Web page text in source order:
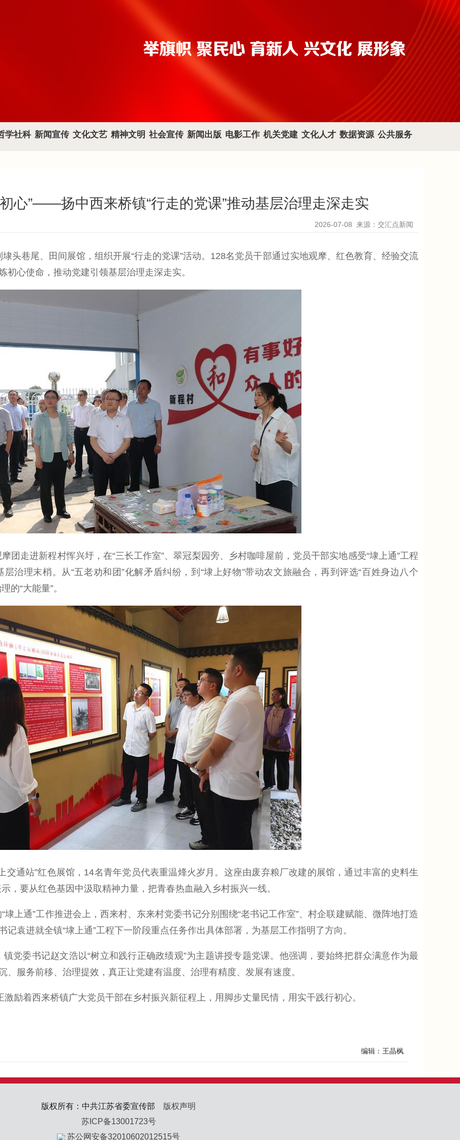
学社科 新闻宣传 文化文艺 精神文明 社会宣传 新闻出版 电影工作 机关党建 文化人才 数据资源 公共服务
初心”——扬中西来桥镇“行走的党课”推动基层治理走深走实
2026-07-08 来源：交汇点新闻
巷尾、田间展馆，组织开展“行走的党课”活动。128名党员干部通过实地观摩、红色教育、经验交流
初心使命，推动党建引领基层治理走深走实。
走进新程村恽兴圩，在“三长工作室”、翠冠梨园旁、乡村咖啡屋前，党员干部实地感受“埭上通”工程
治理末梢。从“五老劝和团”化解矛盾纠纷，到“埭上好物”带动农文旅融合，再到评选“百姓身边八个
的“大能量”。
通站”红色展馆，14名青年党员代表重温烽火岁月。这座由废弃粮厂改建的展馆，通过丰富的史料生
，要从红色基因中汲取精神力量，把青春热血融入乡村振兴一线。
通”工作推进会上，西来村、东来村党委书记分别围绕“老书记工作室”、村企联建赋能、微阵地打造
记袁进就全镇“埭上通”工程下一阶段重点任务作出具体部署，为基层工作指明了方向。
委书记赵文浩以“树立和践行正确政绩观”为主题讲授专题党课。他强调，要始终把群众满意作为最
、服务前移、治理提效，真正让党建有温度、治理有精度、发展有速度。
励着西来桥镇广大党员干部在乡村振兴新征程上，用脚步丈量民情，用实干践行初心。
编辑：王晶枫
版权所有：中共江苏省委宣传部 版权声明
苏ICP备13001723号
苏公网安备32010602012515号